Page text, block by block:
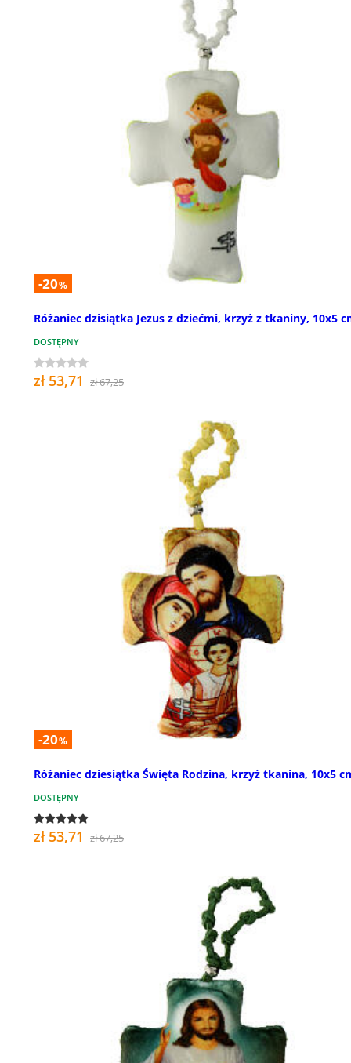
-20%
Różaniec dzisiątka Jezus z dziećmi, krzyż z tkaniny, 10x5
DOSTĘPNY
zł 53,71 zł 67,25
-20%
Różaniec dziesiątka Święta Rodzina, krzyż tkanina, 10x5
DOSTĘPNY
zł 53,71 zł 67,25